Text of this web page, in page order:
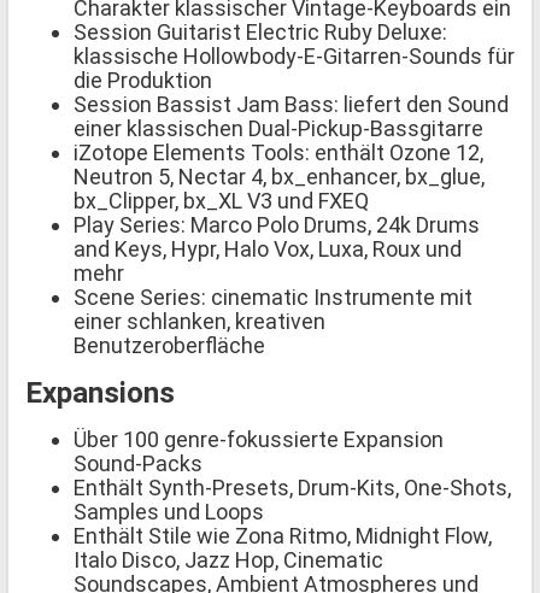
Charakter klassischer Vintage-Keyboards ein
Session Guitarist Electric Ruby Deluxe:
klassische Hollowbody-E-Gitarren-Sounds für
die Produktion
Session Bassist Jam Bass: liefert den Sound
einer klassischen Dual-Pickup-Bassgitarre
iZotope Elements Tools: enthält Ozone 12,
Neutron 5, Nectar 4, bx_enhancer, bx_glue,
bx_Clipper, bx_XL V3 und FXEQ
Play Series: Marco Polo Drums, 24k Drums
and Keys, Hypr, Halo Vox, Luxa, Roux und
mehr
Scene Series: cinematic Instrumente mit
einer schlanken, kreativen
Benutzeroberfläche
Expansions
Über 100 genre-fokussierte Expansion
Sound-Packs
Enthält Synth-Presets, Drum-Kits, One-Shots,
Samples und Loops
Enthält Stile wie Zona Ritmo, Midnight Flow,
Italo Disco, Jazz Hop, Cinematic
Soundscapes, Ambient Atmospheres und